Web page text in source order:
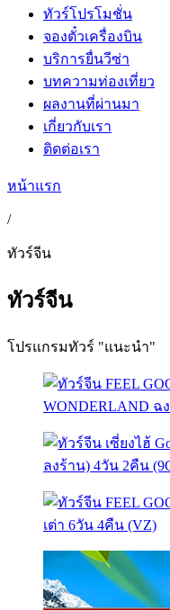
ทัวร์โปรโมชั่น
จองตั๋วเครื่องบิน
บริการยื่นวีซ่า
บทความท่องเที่ยว
ผลงานที่ผ่านมา
เกี่ยวกับเรา
ติดต่อเรา
หน้าแรก
/
ทัวร์จีน
ทัวร์จีน
โปรแกรมทัวร์ "แนะนำ"